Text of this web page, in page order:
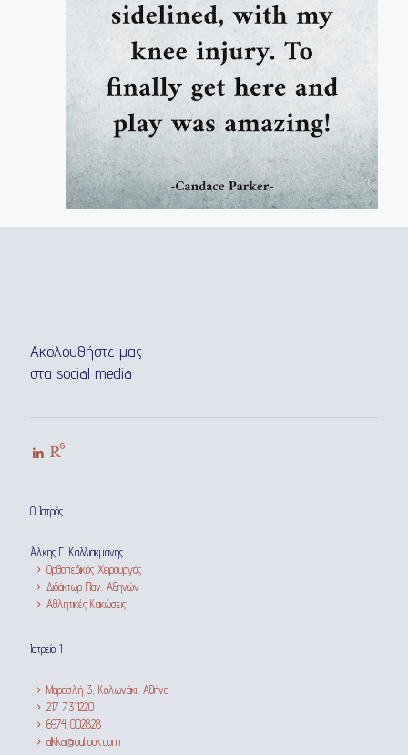
Ακολουθήστε μας
στα social media
Ο Ιατρός
Άλκης Γ. Καλλιακμάνης
Ορθοπεδικός Χειρουργός
Διδάκτωρ Παν. Αθηνών
Αθλητικές Κακώσεις
Ιατρείο 1
Μαρασλή 3, Κολωνάκι, Αθήνα
217 7311220
6974 002828
alkkal@outlook.com